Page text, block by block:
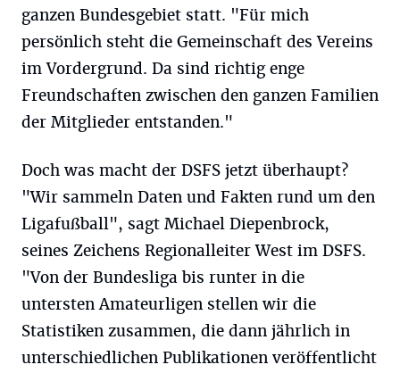
ganzen Bundesgebiet statt. "Für mich
persönlich steht die Gemeinschaft des Vereins
im Vordergrund. Da sind richtig enge
Freundschaften zwischen den ganzen Familien
der Mitglieder entstanden."
Doch was macht der DSFS jetzt überhaupt?
"Wir sammeln Daten und Fakten rund um den
Ligafußball", sagt Michael Diepenbrock,
seines Zeichens Regionalleiter West im DSFS.
"Von der Bundesliga bis runter in die
untersten Amateurligen stellen wir die
Statistiken zusammen, die dann jährlich in
unterschiedlichen Publikationen veröffentlicht